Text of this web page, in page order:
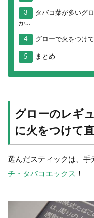
3
タバコ葉が多いグ
か…
4 グローで火をつけ
5 まとめ
グローのレギ
に火をつけて
選んだスティックは、手
チ・タバコエックス ！